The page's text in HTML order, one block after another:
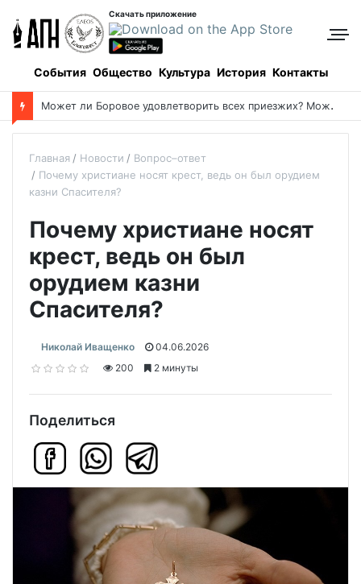
Скачать приложение
События Общество Культура История Контакты
Может ли Боровое удовлетворить всех приезжих? Может!
Главная Новости
Вопрос–ответ
Почему христиане носят крест, ведь он был орудием
казни Спасителя?
Почему христиане носят
крест, ведь он был
орудием казни
Спасителя?
Николай Иващенко
04.06.2026
200
2 минуты
Поделиться